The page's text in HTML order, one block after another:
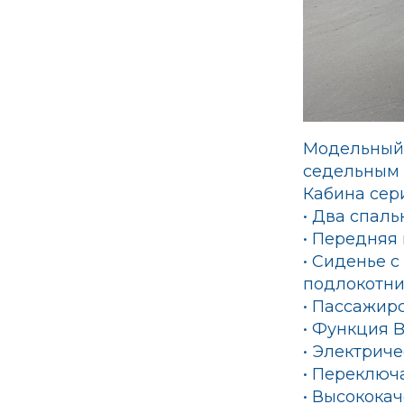
Модельный
седельным
Кабина
• Два
•
• Сиденье
•
• Функция
•
•
•